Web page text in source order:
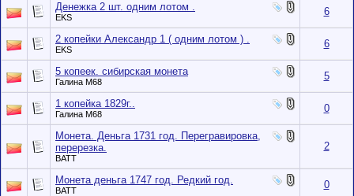
Денежка 2 шт. одним лотом .
EKS 6
2 копейки Александр 1 ( одним лотом ) .
EKS 6
5 копеек. сибирская монета
Галина М68 5
1 копейка 1829г..
Галина М68 0
Монета. Деньга 1731 год. Перегравировка,
перерезка.
BATT
2
Монета деньга 1747 год. Редкий год.
BATT 0